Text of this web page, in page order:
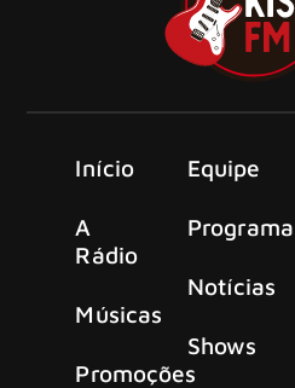
Início
A
Rádio
Músicas
Promoções
Equipe
Notícias
Shows